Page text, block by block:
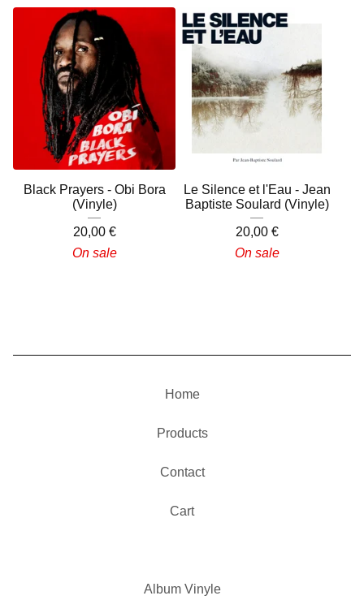
Black Prayers - Obi Bora
(Vinyle)
20,00 €
On sale
Le Silence et l'Eau - Jean
Baptiste Soulard (Vinyle)
20,00 €
On sale
Home
Products
Contact
Cart
Album Vinyle